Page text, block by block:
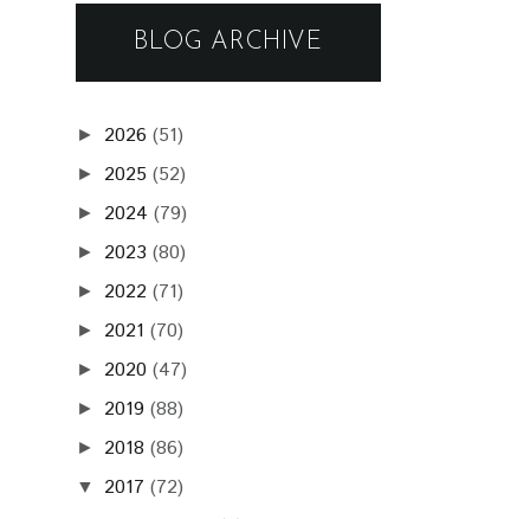
BLOG ARCHIVE
► 2026 (51)
► 2025 (52)
► 2024 (79)
► 2023 (80)
► 2022 (71)
► 2021 (70)
► 2020 (47)
► 2019 (88)
► 2018 (86)
▼ 2017 (72)